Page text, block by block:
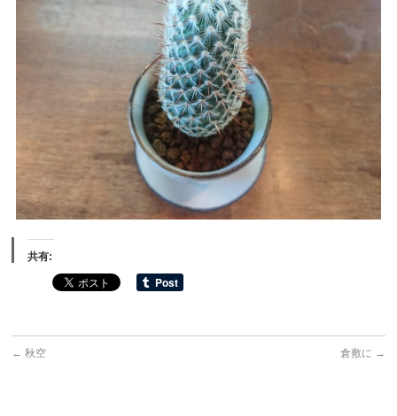
共有:
← 秋空 倉敷に →